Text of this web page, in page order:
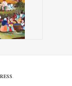
.